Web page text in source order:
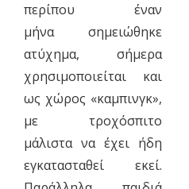
περίπου έναν
μήνα σημειώθηκε
ατύχημα, σήμερα
χρησιμοποιείται και
ως χώρος «καμπινγκ»,
με τροχόσπιτο
μάλιστα να έχει ήδη
εγκατασταθεί εκεί.